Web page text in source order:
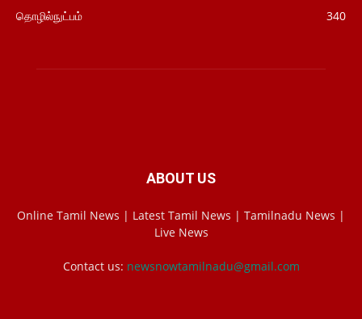
தொழில்நுட்பம்
340
ABOUT US
Online Tamil News | Latest Tamil News | Tamilnadu News |
Live News
Contact us: newsnowtamilnadu@gmail.com